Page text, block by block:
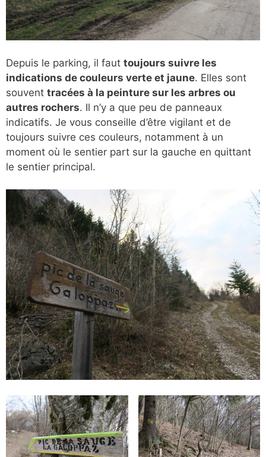
Depuis le parking, il faut toujours suivre les
indications de couleurs verte et jaune. Elles sont
souvent tracées à la peinture sur les arbres ou
autres rochers. Il n’y a que peu de panneaux
indicatifs. Je vous conseille d’être vigilant et de
toujours suivre ces couleurs, notamment à un
moment où le sentier part sur la gauche en quittant
le sentier principal.